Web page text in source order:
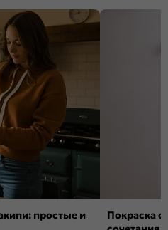
простые и
Покраска